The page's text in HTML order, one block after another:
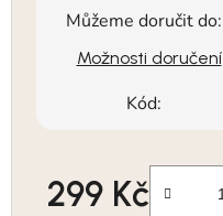
Můžeme doručit do:
Možnosti doručení
Kód:
299 Kč